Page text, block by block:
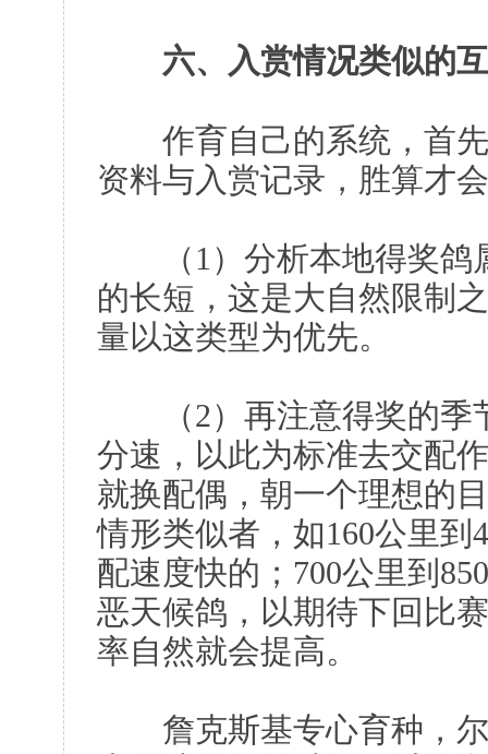
六、入赏情况类似的
作育自己的系统，首先
资料与入赏记录，胜算才
（1）分析本地得奖鸽
的长短，这是大自然限制
量以这类型为优先。
（2）再注意得奖的季
分速，以此为标准去交配
就换配偶，朝一个理想的
情形类似者，如160公里
配速度快的；700公里到
恶天候鸽，以期待下回比
率自然就会提高。
詹克斯基专心育种，尔